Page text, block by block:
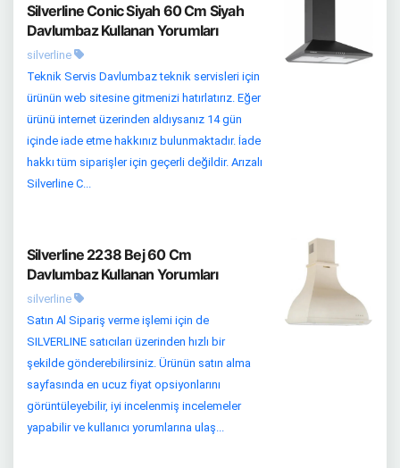
Silverline Conic Siyah 60 Cm Siyah
Davlumbaz Kullanan Yorumları
silverline
Teknik Servis Davlumbaz teknik servisleri için
ürünün web sitesine gitmenizi hatırlatırız. Eğer
ürünü internet üzerinden aldıysanız 14 gün
içinde iade etme hakkınız bulunmaktadır. İade
hakkı tüm siparişler için geçerli değildir. Arızalı
Silverline C...
Silverline 2238 Bej 60 Cm
Davlumbaz Kullanan Yorumları
silverline
Satın Al Sipariş verme işlemi için de
SILVERLINE satıcıları üzerinden hızlı bir
şekilde gönderebilirsiniz. Ürünün satın alma
sayfasında en ucuz fiyat opsiyonlarını
görüntüleyebilir, iyi incelenmiş incelemeler
yapabilir ve kullanıcı yorumlarına ulaş...